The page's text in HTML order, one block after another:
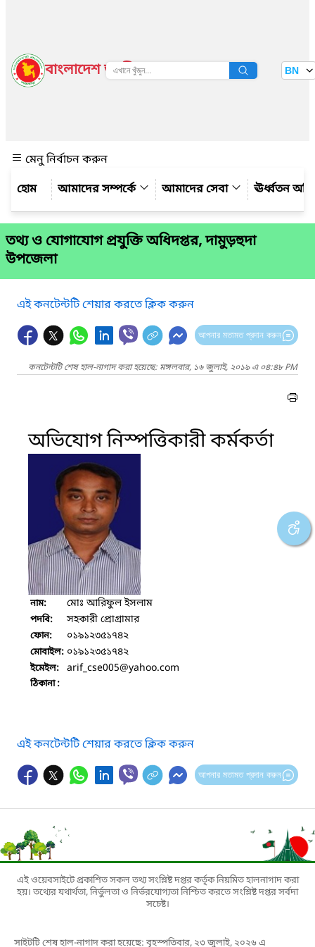
বাংলাদেশ জাতীয় তথ্য বাতায়ন BN
মেনু নির্বাচন করুন
আমাদের সম্পর্কে
আমাদের সেবা ঊর্ধ্বতন
তথ্য ও যোগাযোগ প্রযুক্তি অধিদপ্তর, দামুড়হুদা
উপজেলা
এই কনটেন্টটি শেয়ার করতে ক্লিক করুন
আপনার মতামত প্রদান করুন
কনটেন্টটি শেষ হাল-নাগাদ করা হয়েছে: মঙ্গলবার, ১৬ জুলাই, ২০১৯ এ ০৪:৪৮ PM
অভিযোগ নিস্পত্তিকারী কর্মকর্তা
নাম: মোঃ আরিফুল ইসলাম
পদবি: সহকারী প্রোগ্রামার
ফোন: ০১৯১২৩৫১৭৪২
মোবাইল: ০১৯১২৩৫১৭৪২
ইমেইল: arif_cse005@yahoo.com
ঠিকানা :
এই কনটেন্টটি শেয়ার করতে ক্লিক করুন
আপনার মতামত প্রদান করুন
এই ওয়েবসাইটে প্রকাশিত সকল তথ্য সংশ্লিষ্ট দপ্তর কর্তৃক নিয়মিত হালনাগাদ করা
হয়। তথ্যের যথার্থতা, নির্ভুলতা ও নির্ভরযোগ্যতা নিশ্চিত করতে সংশ্লিষ্ট দপ্তর সর্বদা
সচেষ্ট।
সাইটটি শেষ হাল-নাগাদ করা হয়েছে: বৃহস্পতিবার, ২৩ জুলাই, ২০২৬ এ